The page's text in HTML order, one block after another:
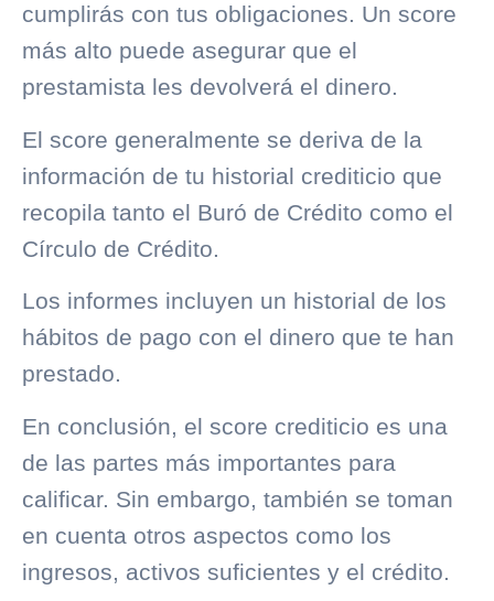
cumplirás con tus obligaciones. Un score
más alto puede asegurar que el
prestamista les devolverá el dinero.
El score generalmente se deriva de la
información de tu historial crediticio que
recopila tanto el Buró de Crédito como el
Círculo de Crédito.
Los informes incluyen un historial de los
hábitos de pago con el dinero que te han
prestado.
En conclusión, el score crediticio es una
de las partes más importantes para
calificar. Sin embargo, también se toman
en cuenta otros aspectos como los
ingresos, activos suficientes y el crédito.